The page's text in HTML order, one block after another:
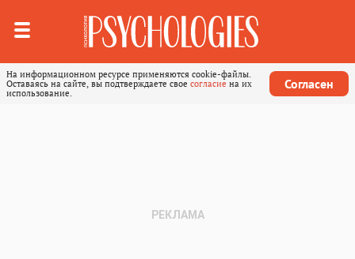
На информационном ресурсе применяются cookie-файлы.
Оставаясь на сайте, вы подтверждаете свое согласие на их
использование.
Согласен